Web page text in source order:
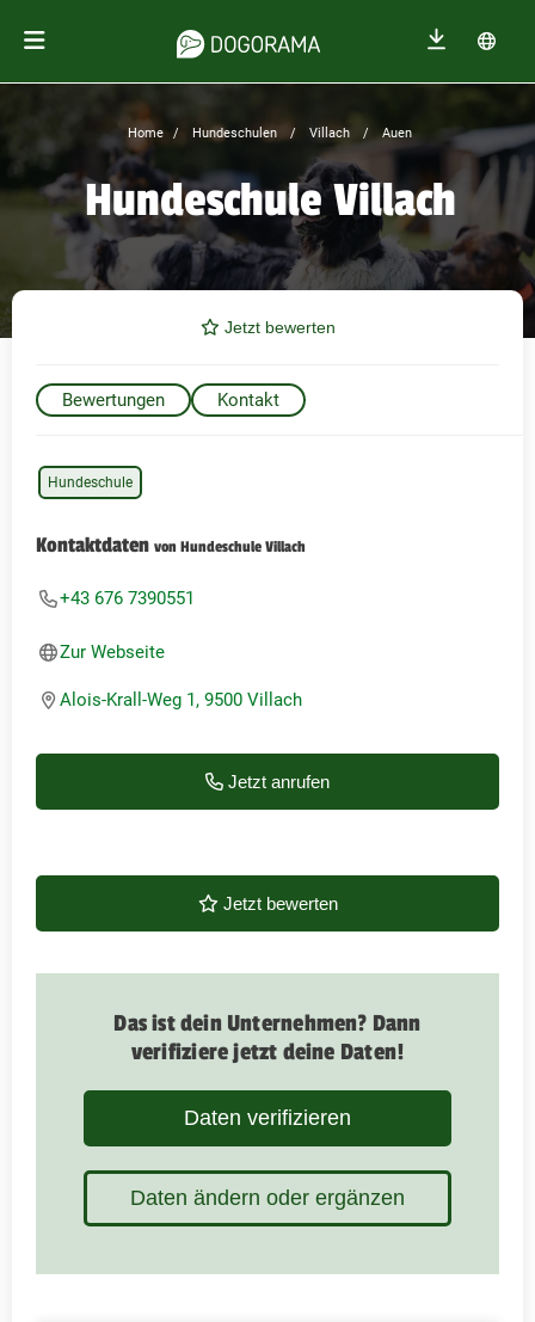
Home Hundeschulen Villach Auen
Hundeschule Villach
Jetzt bewerten
Bewertungen Kontakt
Hundeschule
Kontaktdaten von Hundeschule Villach
+43 676 7390551
Zur Webseite
Alois-Krall-Weg 1, 9500 Villach
Jetzt anrufen
Jetzt bewerten
Das ist dein Unternehmen? Dann
verifiziere jetzt deine Daten!
Daten verifizieren
Daten ändern oder ergänzen